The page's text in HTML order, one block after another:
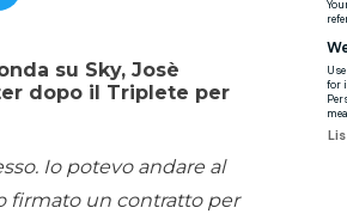
su Sky, Josè
dopo il Triplete per
Io potevo andare al
firmato un contratto per